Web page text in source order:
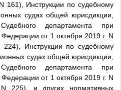
161), Инструкции по судебному
судах общей юрисдикции,
департамента при
от 1 октября 2019 г. N
Инструкции по судебному
судах общей юрисдикции,
департамента при
от 1 октября 2019 г. N
225), и других нормативных